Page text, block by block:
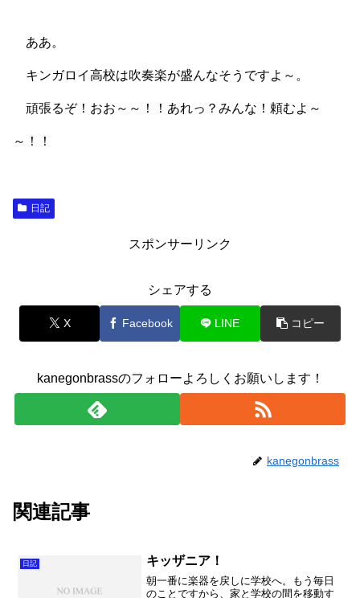
ああ。
キンガロイ高校は吹奏楽が盛んなそうですよ～。
頑張るぞ！おお～～！！あれっ？みんな！頼むよ～
～！！
日記
スポンサーリンク
シェアする
X Facebook LINE コピー
kanegonbrassのフォローよろしくお願いします！
kanegonbrass
関連記事
日記 キッザニア！
朝一番に楽器を戻しに学校へ。もう毎日
のことですから、家と学校の間を移動す